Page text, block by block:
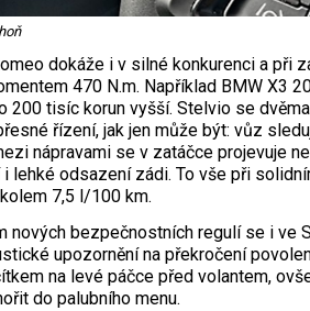
dokáže i v silné konkurenci a při
470 N.m. Například BMW X3
200 tisíc korun vyšší. Stelvio se
řízení, jak jen může být: vůz
nápravami se v zatáčce projevuje
lehké odsazení zádi. To vše při
7,5 l/100 km.
nových bezpečnostních regulí se i ve
upozornění na překročení
na levé páčce před volantem,
do palubního menu.